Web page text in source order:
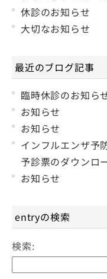
休診のお知らせ
大切なお知らせ
最近のブログ記事
臨時休診のお知ら
お知らせ
お知らせ
インフルエンザ
予診票のダウンロ
お知らせ
entryの検索
検索: